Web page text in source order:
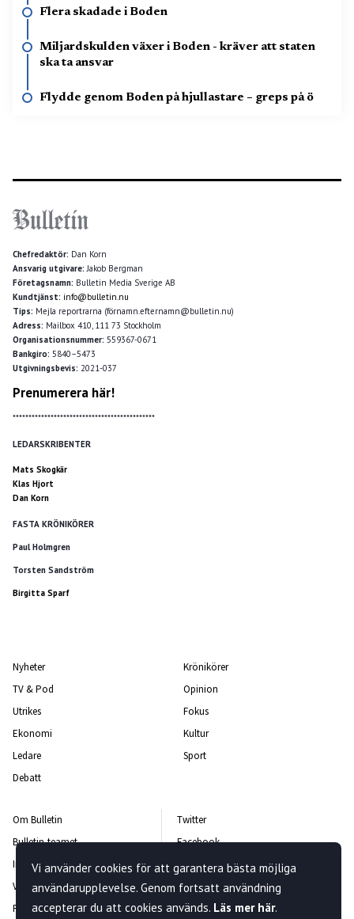
Flera skadade i Boden
Miljardskulden växer i Boden - kräver att staten
ska ta ansvar
Flydde genom Boden på hjullastare – greps på ö
Chefredaktör: Dan Korn
Ansvarig utgivare: Jakob Bergman
Företagsnamn: Bulletin Media Sverige AB
Kundtjänst: info@bulletin.nu
Tips: Mejla reportrarna (förnamn.efternamn@bulletin.nu)
Adress: Mailbox 410, 111 73 Stockholm
Organisationsnummer: 559367-0671
Bankgiro: 5840–5473
Utgivningsbevis: 2021-037
Prenumerera här!
*********************************************
LEDARSKRIBENTER
Mats Skogkär
Klas Hjort
Dan Korn
FASTA KRÖNIKÖRER
Paul Holmgren
Torsten Sandström
Birgitta Sparf
Nyheter
TV & Pod
Utrikes
Ekonomi
Ledare
Debatt
Krönikörer
Opinion
Fokus
Kultur
Sport
Om Bulletin
Bulletin-teamet
Integritetspolicy
Vanliga frågor och svar
Rättelsepolicy
Twitter
Facebook
Instagram
Kontakta oss
Nyhetsbrev
Vi använder cookies för att garantera bästa möjliga
användarupplevelse. Genom fortsatt användning
accepterar du att cookies används. Läs mer här.